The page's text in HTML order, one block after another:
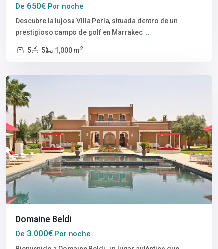
De 650€ Por noche
Descubre la lujosa Villa Perla, situada dentro de un
prestigioso campo de golf en Marrakec ...
5 5 1,000 m2
Domaine Beldi
De 3.000€ Por noche